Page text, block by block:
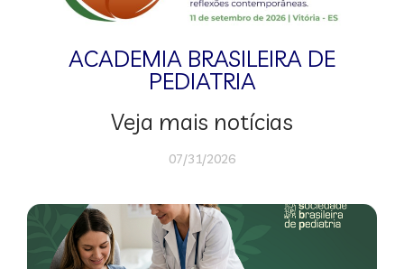
ACADEMIA BRASILEIRA DE
PEDIATRIA
Veja mais notícias
07/31/2026